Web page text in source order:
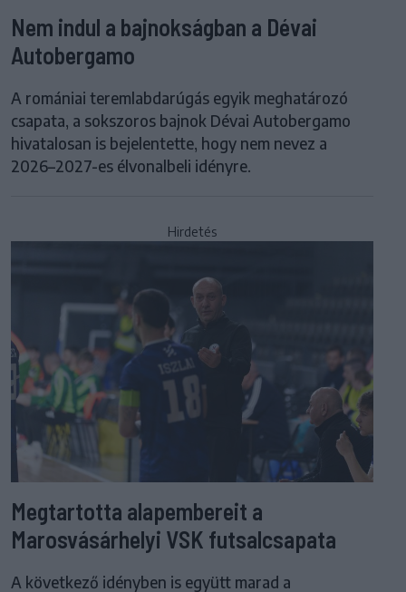
Nem indul a bajnokságban a Dévai
Autobergamo
A romániai teremlabdarúgás egyik meghatározó
csapata, a sokszoros bajnok Dévai Autobergamo
hivatalosan is bejelentette, hogy nem nevez a
2026–2027-es élvonalbeli idényre.
Hirdetés
Megtartotta alapembereit a
Marosvásárhelyi VSK futsalcsapata
A következő idényben is együtt marad a